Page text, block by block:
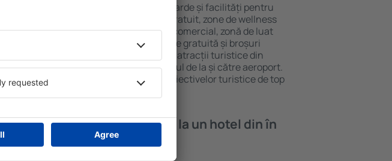
Hotelurile în Columbus au diferite standarde și facilități pentru
oaspeți. Cele mai frecvente sunt Wi-Fi gratuit, zone de wellness
cu SPA, mini bar/seif în cameră, centru comercial, zonă de luat
masa, zonă de joacă pentru copii, parcare gratuită și broșuri
informative despre cele mai interesante atracții turistice din
zonă. Unele proprietăți includ și transferul de la și către aeroport.
Uneori, acestea încurajează vizitarea obiectivelor turistice de top
în Columbus.
Cât costă o noapte de cazare la un hotel din în
Columbus?